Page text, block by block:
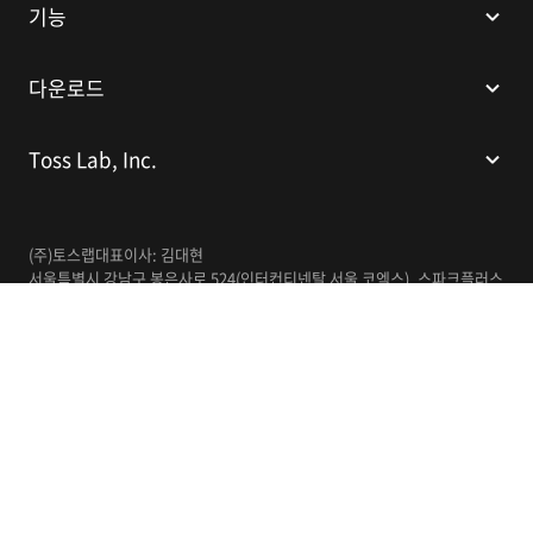
기능
다운로드
Toss Lab, Inc.
(주)토스랩대표이사: 김대현
서울특별시 강남구 봉은사로 524(인터컨티넨탈 서울 코엑스), 스파크플러스